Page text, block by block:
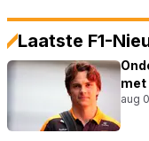
Laatste F1-
met
aug